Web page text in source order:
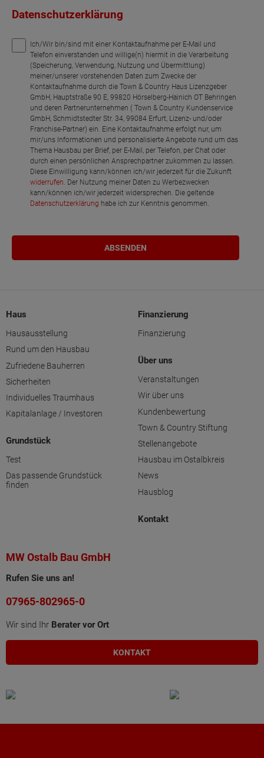
Datenschutzerklärung
Ich/Wir bin/sind mit einer Kontaktaufnahme per E-Mail und
Telefon einverstanden und willige(n) hiermit in die Verarbeitung
(Speicherung, Verwendung, Nutzung und Übermittlung)
meiner/unserer vorstehenden Daten zum Zwecke der
Kontaktaufnahme durch die Town & Country Haus Lizenzgeber
GmbH, Hauptstraße 90 E, 99820 Hörselberg-Hainich OT Behringen
und deren Partnerunternehmen ( Town & Country Kundenservice
GmbH, Schmidtstedter Str. 34, 99084 Erfurt, Lizenz- und/oder
Franchise-Partner) ein. Eine Kontaktaufnahme erfolgt nur, um
mir/uns Informationen und personalisierte Angebote rund um das
Thema Hausbau per Brief, per E-Mail, per Telefon, per Chat oder
durch einen persönlichen Ansprechpartner zukommen zu lassen.
Diese Einwilligung kann/können ich/wir jederzeit für die Zukunft
widerrufen. Der Nutzung meiner Daten zu Werbezwecken
kann/können ich/wir jederzeit widersprechen. Die geltende
Datenschutzerklärung habe ich zur Kenntnis genommen.
Haus
Hausausstellung
Rund um den Hausbau
Zufriedene Bauherren
Sicherheiten
Individuelles Traumhaus
Kapitalanlage / Investoren
Grundstück
Test
Das passende Grundstück
finden
Finanzierung
Finanzierung
Über uns
Veranstaltungen
Wir über uns
Kundenbewertung
Town & Country Stiftung
Stellenangebote
Hausbau im Ostalbkreis
News
Hausblog
Kontakt
MW Ostalb Bau GmbH
Rufen Sie uns an!
07965-802965-0
Wir sind Ihr Berater vor Ort
KONTAKT